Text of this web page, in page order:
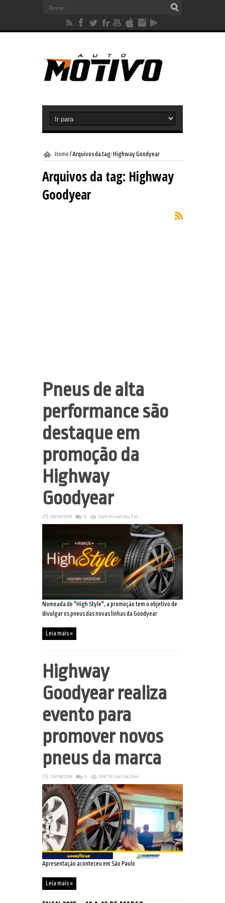
Home /Arquivos da tag: Highway Goodyear
Arquivos da tag: Highway
Goodyear
Pneus de alta
performance são
destaque em
promoção da
Highway
Goodyear
26/09/2018 0 3226 Visualizações
Nomeada de "High Style", a promoção tem o objetivo de
divulgar os pneus das novas linhas da Goodyear
Leia mais »
Highway
Goodyear realiza
evento para
promover novos
pneus da marca
30/08/2018 0 3947 Visualizações
Apresentação aconteceu em São Paulo
Leia mais »